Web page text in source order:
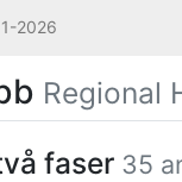
2026
Regional
faser 35